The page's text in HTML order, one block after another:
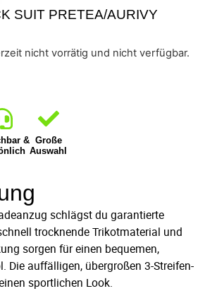
SUIT PRETEA/AURIVY
nicht vorrätig und nicht verfügbar.
& Große
Auswahl
schlägst du garantierte
trocknende Trikotmaterial und
sorgen für einen bequemen,
Die auffälligen, übergroßen 3-Streifen-
sportlichen Look.